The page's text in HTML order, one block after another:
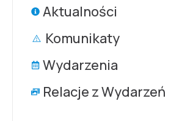
Aktualności
Komunikaty
Wydarzenia
Relacje z Wydarzeń